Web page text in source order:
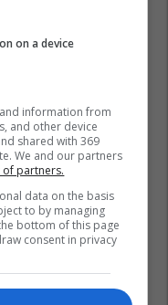
on a device
information from
and other device
shared with 369
We and our partners
of partners.
data on the basis
to by managing
bottom of this page
consent in privacy